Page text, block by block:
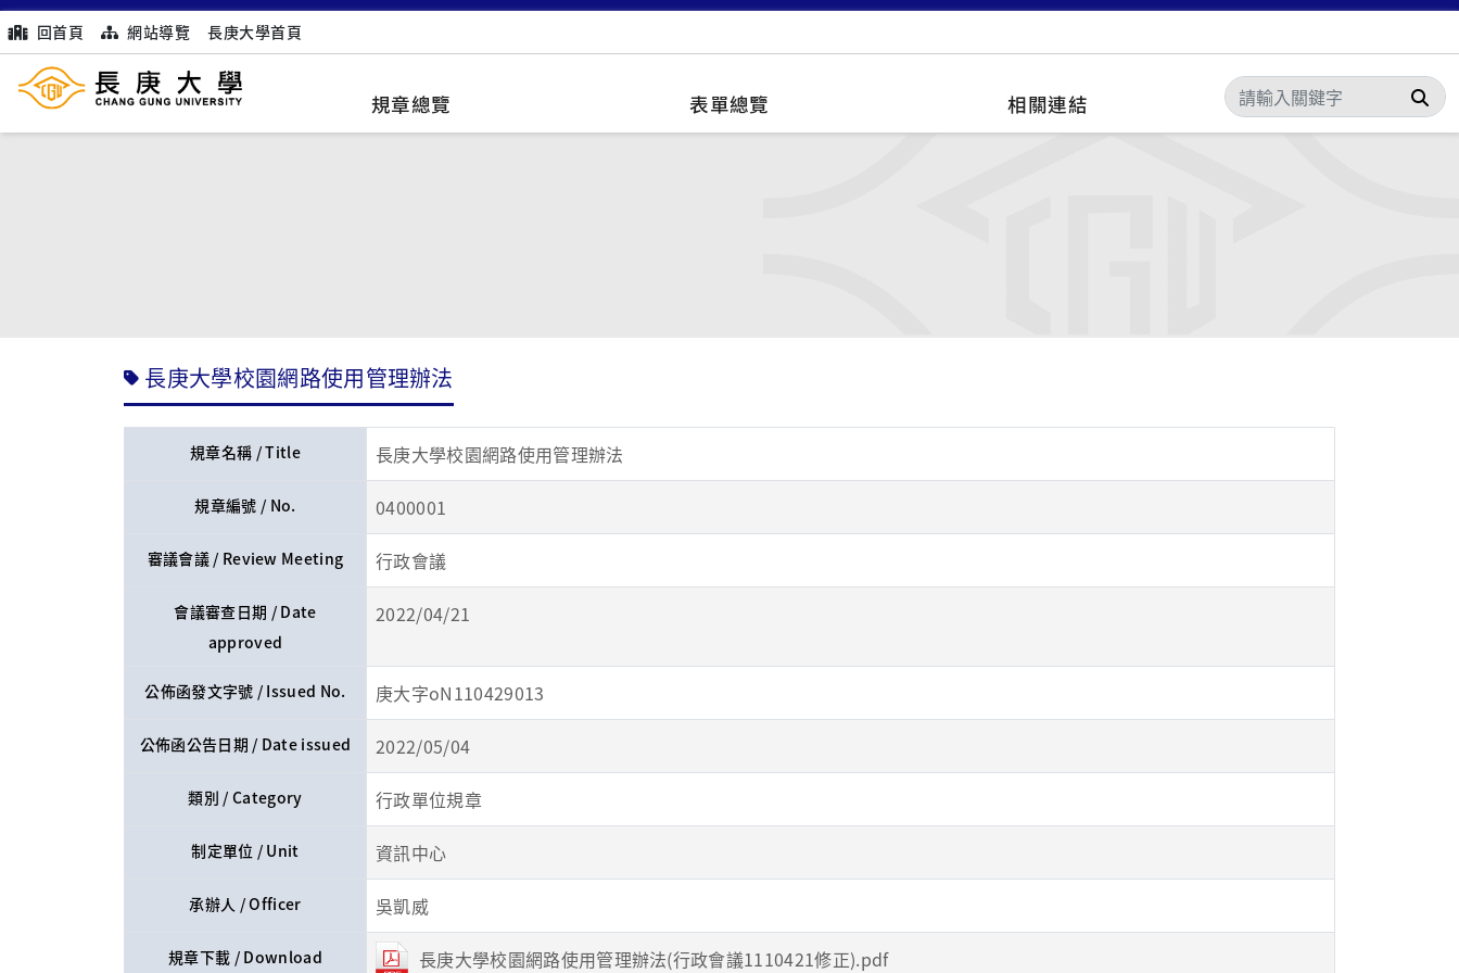
回首頁 網站導覽 長庚大學首頁
規章總覽 表單總覽 相關連結 搜
長庚大學校園網路使用管理辦法
規章名稱 / Title 長庚大學校園網路使用管理辦法
規章編號 / No. 0400001
審議會議 / Review Meeting 行政會議
會議審查日期 / Date
approved
2022/04/21
公佈函發文字號 / Issued No. 庚大字oN110429013
公佈函公告日期 / Date issued 2022/05/04
類別 / Category 行政單位規章
制定單位 / Unit 資訊中心
承辦人 / Officer 吳凱威
規章下載 / Download 長庚大學校園網路使用管理辦法(行政會議1110421修正).pdf